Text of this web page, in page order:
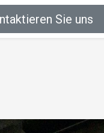
Sie uns